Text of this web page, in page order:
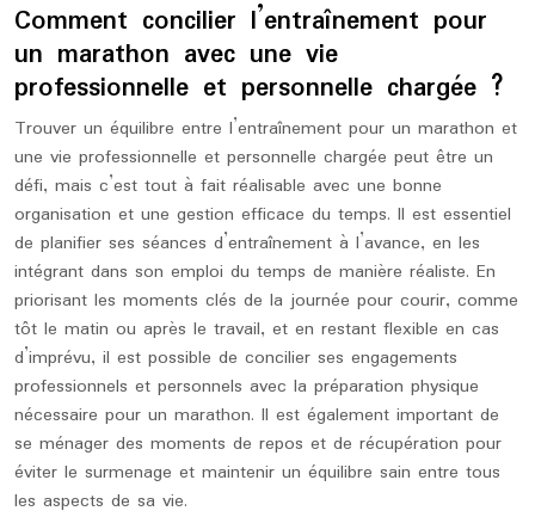
Comment concilier l’entraînement pour
un marathon avec une vie
professionnelle et personnelle chargée ?
Trouver un équilibre entre l’entraînement pour un marathon et
une vie professionnelle et personnelle chargée peut être un
défi, mais c’est tout à fait réalisable avec une bonne
organisation et une gestion efficace du temps. Il est essentiel
de planifier ses séances d’entraînement à l’avance, en les
intégrant dans son emploi du temps de manière réaliste. En
priorisant les moments clés de la journée pour courir, comme
tôt le matin ou après le travail, et en restant flexible en cas
d’imprévu, il est possible de concilier ses engagements
professionnels et personnels avec la préparation physique
nécessaire pour un marathon. Il est également important de
se ménager des moments de repos et de récupération pour
éviter le surmenage et maintenir un équilibre sain entre tous
les aspects de sa vie.